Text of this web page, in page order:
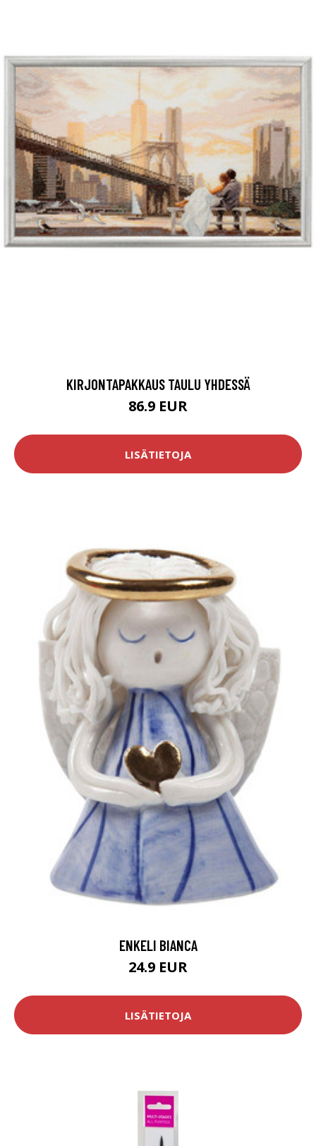
KIRJONTAPAKKAUS TAULU YHDESSÄ
86.9 EUR
LISÄTIETOJA
ENKELI BIANCA
24.9 EUR
LISÄTIETOJA